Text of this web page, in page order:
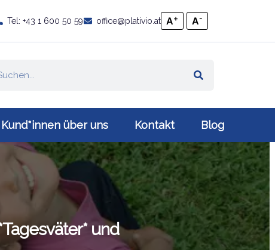
Tel: +43 1 600 50 59 office@plativio.at A+ A-
Kund*innen über uns Kontakt Blog
und